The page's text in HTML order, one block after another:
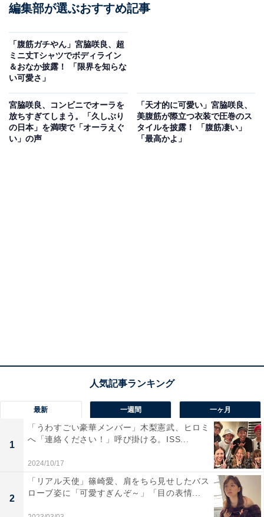
編集部が選ぶおすすめ記事
「腹筋ガチやん」宮脇咲良、超
ミニ丈Tシャツでボディライン
＆おなか披露！ 「限界を知らな
い可愛さ」
宮脇咲良、コンビニでオーラを
放ちすぎてしまう。「久しぶり
の日本」を満喫で「オーラえぐ
い」の声
「天才的に可愛い」宮脇咲良、
美腹筋が際立つ衣装で圧巻のス
タイルを披露！ 「腹筋凄い」
「最高かよ」
最新 一週間 一ヶ月
1
「うわすごい豪華メンバー」木梨憲武、ヒロミ
へ「連絡ください！」呼び掛ける。ISS...
2024/10/17
2
「リアル天使」篠崎愛、肩をちら見せしたバス
ローブ姿に「可愛すぎんぞ～」「目の表情...